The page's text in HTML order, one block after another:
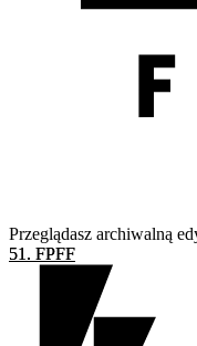
Przeglądasz archiwalną
51. FPFF